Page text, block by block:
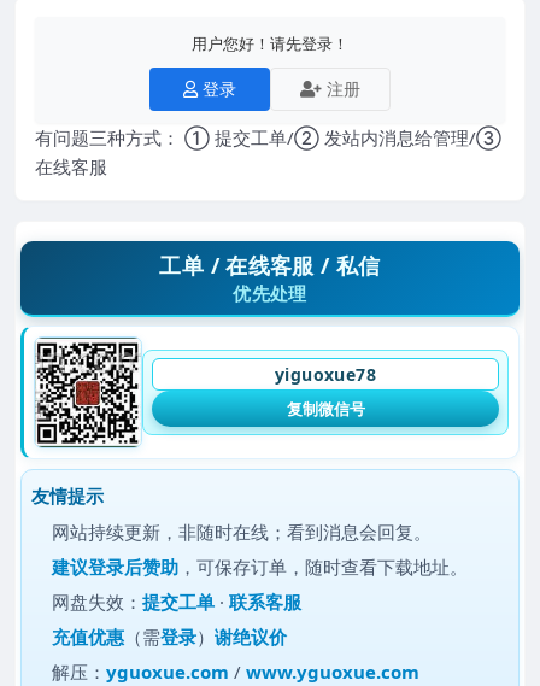
用户您好！请先登录！
登录 注册
有问题三种方式： ① 提交工单/② 发站内消息给管理/③
在线客服
工单 / 在线客服 / 私信
优先处理
yiguoxue78
复制微信号
友情提示
网站持续更新，非随时在线；看到消息会回复。
建议登录后赞助 ，可保存订单，随时查看下载地址。
网盘失效：提交工单 ·联系客服
充值优惠 （需登录）谢绝议价
解压：yguoxue.com /www.yguoxue.com